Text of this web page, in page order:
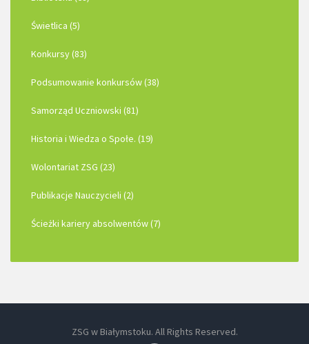
Świetlica (5)
Konkursy (83)
Podsumowanie konkursów (38)
Samorząd Uczniowski (81)
Historia i Wiedza o Społe. (19)
Wolontariat ZSG (23)
Publikacje Nauczycieli (2)
Ścieżki kariery absolwentów (7)
ZSG w Białymstoku. All Rights Reserved.